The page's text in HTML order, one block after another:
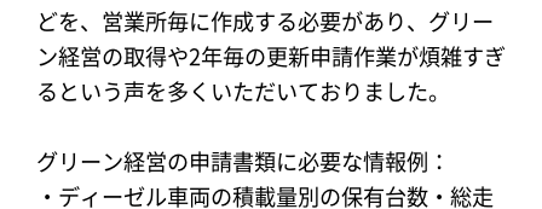
どを、営業所毎に作成する必要があり、グリー
ン経営の取得や2年毎の更新申請作業が煩雑すぎ
るという声を多くいただいておりました。
グリーン経営の申請書類に必要な情報例：
・ディーゼル車両の積載量別の保有台数・総走